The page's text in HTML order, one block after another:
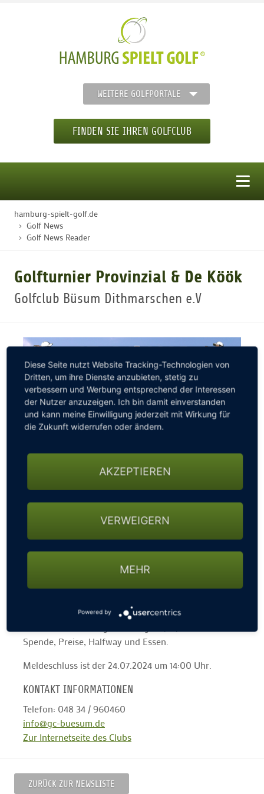
WEITERE GOLFPORTALE
FINDEN SIE IHREN GOLFCLUB
STARTSEITE
GOLFTURNIERE
MITGLIEDSCHAFT
GOLF NEWS
GOLFHOTELS
hamburg-spielt-golf.de
Golf News
Golf News Reader
Golfturnier Provinzial & De Köök
Golfclub Büsum Dithmarschen e.V
Am Samstag, den 27.07.2024, beginnt bei uns das
Turnier Provinzial & De Köök mit einen Kanonenstart
Gespielt werden kann ein Einzel oder ein zweier
Spende, Preise, Halfway und Essen.
Meldeschluss ist der 24.07.2024 um 14:00 Uhr.
KONTAKT INFORMATIONEN
Telefon: 048 34 / 960460
info@gc-buesum.de
Zur Internetseite des Clubs
ZURÜCK ZUR NEWSLISTE
Diese Seite nutzt Website Tracking-Technologien von
Dritten, um ihre Dienste anzubieten, stetig zu
verbessern und Werbung entsprechend der Interessen
der Nutzer anzuzeigen. Ich bin damit einverstanden
und kann meine Einwilligung jederzeit mit Wirkung für
die Zukunft widerrufen oder ändern.
AKZEPTIEREN
VERWEIGERN
MEHR
Powered by